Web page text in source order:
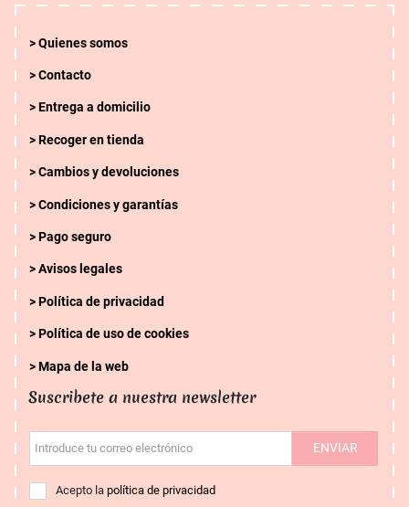
Quienes somos
Contacto
Entrega a domicilio
Recoger en tienda
Cambios y devoluciones
Condiciones y garantías
Pago seguro
Avisos legales
Política de privacidad
Política de uso de cookies
Mapa de la web
Suscribete a nuestra newsletter
Introduce tu correo electrónico ENVIAR
Acepto lapolítica de privacidad